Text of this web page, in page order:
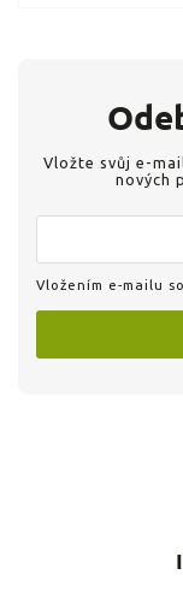
Vložte svůj e-
nových
Vložením e-mailu